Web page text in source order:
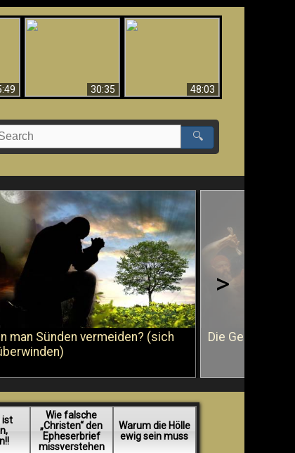
30:35
48:03
🔍
man Sünden vermeiden? (sich
Die Geißelung
>
ist
Wie falsche
„Christen“ den
Epheserbrief
missverstehen
Warum die Hölle
ewig sein muss